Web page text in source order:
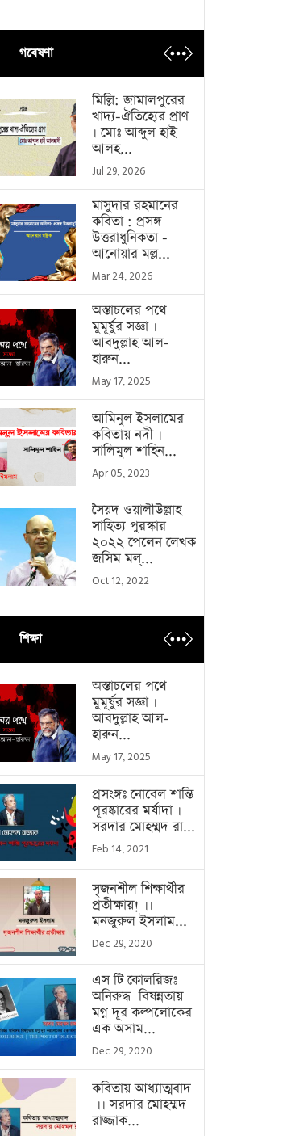
গবেষণা
মিল্লি: জামালপুরের
খাদ্য-ঐতিহ্যের প্রাণ
। মোঃ আব্দুল হাই
আলহ...
Jul 29, 2026
মাসুদার রহমানের
কবিতা : প্রসঙ্গ
উত্তরাধুনিকতা -
আনোয়ার মল্ল...
Mar 24, 2026
অস্তাচলের পথে
মুমূর্ষুর সজ্ঞা ।
আবদুল্লাহ আল-
হারুন...
May 17, 2025
আমিনুল ইসলামের
কবিতায় নদী ।
সালিমুল শাহিন...
Apr 05, 2023
সৈয়দ ওয়ালীউল্লাহ
সাহিত্য পুরস্কার
২০২২ পেলেন লেখক
জসিম মল্...
Oct 12, 2022
শিক্ষা
অস্তাচলের পথে
মুমূর্ষুর সজ্ঞা ।
আবদুল্লাহ আল-
হারুন...
May 17, 2025
প্রসংঙ্গঃ নোবেল শান্তি
পূরষ্কারের মর্যাদা ।
সরদার মোহম্মদ রা...
Feb 14, 2021
সৃজনশীল শিক্ষার্থীর
প্রতীক্ষায়! ।।
মনজুরুল ইসলাম...
Dec 29, 2020
এস টি কোলরিজঃ
অনিরুদ্ধ বিষন্নতায়
মগ্ন দূর কল্পলোকের
এক অসাম...
Dec 29, 2020
কবিতায় আধ্যাত্মবাদ
।। সরদার মোহম্মদ
রাজ্জাক...